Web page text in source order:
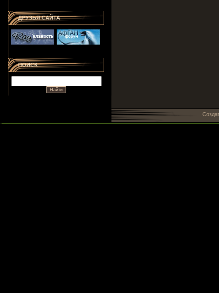
ДРУЗЬЯ САЙТА
ПОИСК